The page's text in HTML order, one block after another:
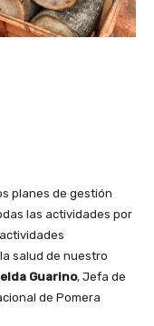
planes de gestión
las actividades por
salud de nuestro
Guarino, Jefa de
de Pomera